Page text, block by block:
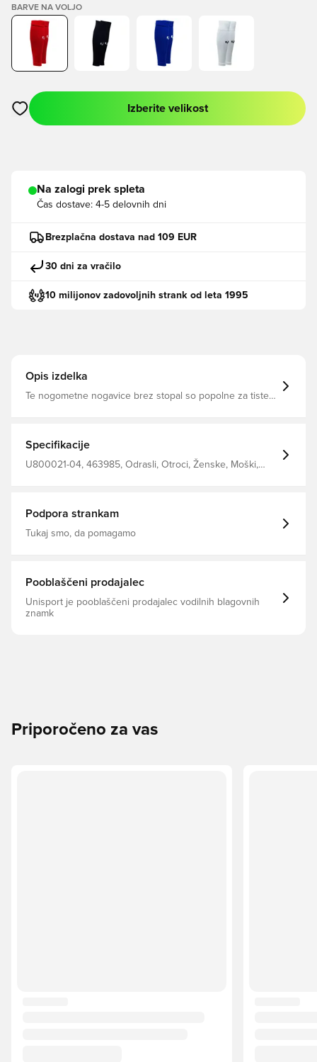
BARVE NA VOLJO
Odpre Modal za prijavo ali vpis kot član
Izberite velikost
Na zalogi prek spleta
Čas dostave: 4-5 delovnih dni
Brezplačna dostava nad 109 EUR
30 dni za vračilo
10 milijonov zadovoljnih strank od leta 1995
Opis izdelka
Te nogometne nogavice brez stopal so popolne za tiste,
Specifikacije
U800021-04, 463985, Odrasli, Otroci, Ženske, Moški,
Podpora strankam
Tukaj smo, da pomagamo
Pooblaščeni prodajalec
Unisport je pooblaščeni prodajalec vodilnih blagovnih
znamk
Priporočeno za vas